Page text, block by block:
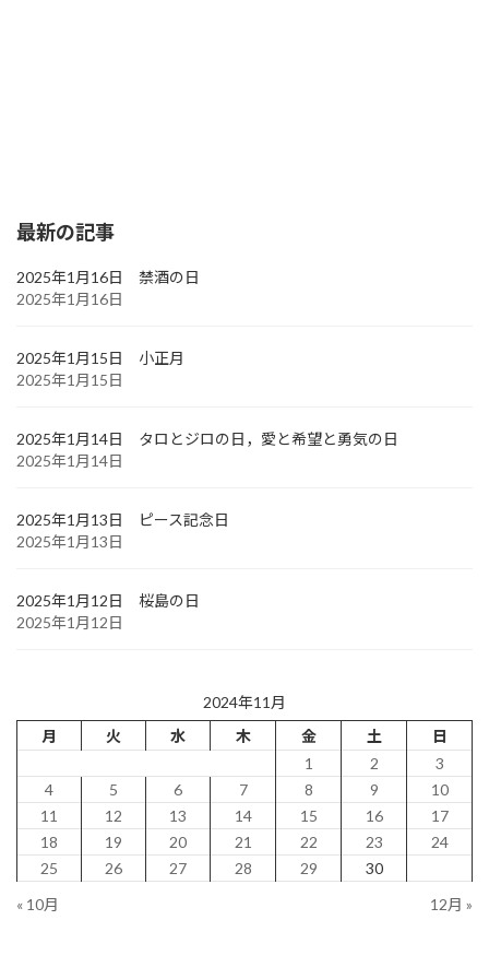
最新の記事
2025年1月16日 禁酒の日
2025年1月16日
2025年1月15日 小正月
2025年1月15日
2025年1月14日 タロとジロの日，愛と希望と勇気の日
2025年1月14日
2025年1月13日 ピース記念日
2025年1月13日
2025年1月12日 桜島の日
2025年1月12日
2024年11月
月
火 水 木 金 土
日
1
2
3
4
5 6 7 8 9
10
11
12 13 14 15 16
17
18
19 20 21 22 23
24
25
26 27 28 29
30
« 10月
12月 »